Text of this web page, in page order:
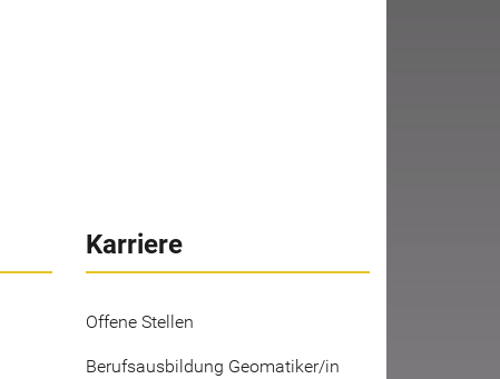
Karriere
Offene Stellen
Berufsausbildung Geomatiker/in